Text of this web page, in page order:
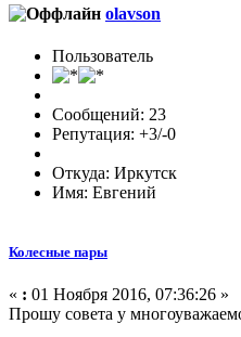
olavson
Пользователь
Сообщений: 23
Репутация: +3/-0
Откуда: Иркутск
Имя: Евгений
Колесные пары
« : 01 Ноября 2016, 07:36:26 »
Прошу совета у